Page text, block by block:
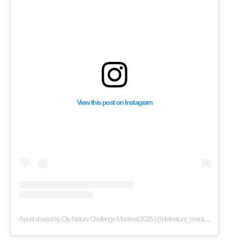
View this post on Instagram
A post shared by City Nature Challenge Montreal 2025 (@definature_montreal)